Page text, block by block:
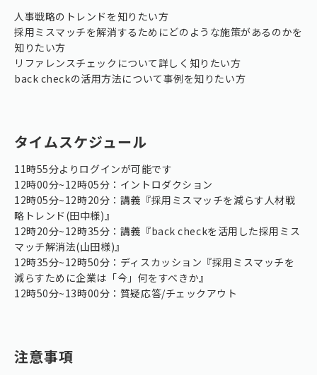
人事戦略のトレンドを知りたい方
採用ミスマッチを解消するためにどのような施策があるのかを
知りたい方
リファレンスチェックについて詳しく知りたい方
back checkの活用方法について事例を知りたい方
タイムスケジュール
11時55分よりログインが可能です
12時00分~12時05分：イントロダクション
12時05分~12時20分：講義『採用ミスマッチを減らす人材戦
略トレンド(田中様)』
12時20分~12時35分：講義『back checkを活用した採用ミス
マッチ解消法(山田様)』
12時35分~12時50分：ディスカッション『採用ミスマッチを
減らすために企業は「今」何をすべきか』
12時50分~13時00分：質疑応答/チェックアウト
注意事項